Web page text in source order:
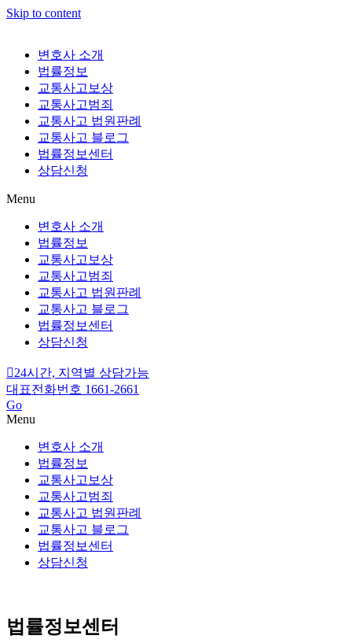
Skip to content
변호사 소개
법률정보
교통사고보상
교통사고범죄
교통사고 법원판례
교통사고 블로그
법률정보센터
상담신청
Menu
변호사 소개
법률정보
교통사고보상
교통사고범죄
교통사고 법원판례
교통사고 블로그
법률정보센터
상담신청
24시간, 지역별 상담가능
대표전화번호 1661-2661
Go
Menu
변호사 소개
법률정보
교통사고보상
교통사고범죄
교통사고 법원판례
교통사고 블로그
법률정보센터
상담신청
법률정보센터